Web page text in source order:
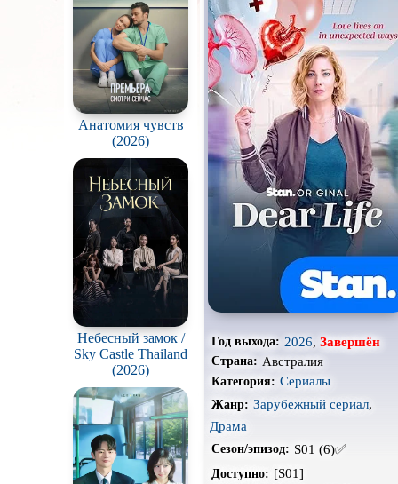
Анатомия чувств
(2026)
Небесный замок /
Sky Castle Thailand
(2026)
Про апокалипсис
Про ведьм
Про гонки
Про животных
Про космос
Про оборотней
Про роботов
Про снайперов
Про тюрьму
Про шпионов
Роуд-муви
Экранизация
Год выхода: 2026, Завершён
Страна: Австралия
Категория: Сериалы
Жанр: Зарубежный сериал,
Драма
Сезон/эпизод: S01 (6)✅
Доступно: [S01]